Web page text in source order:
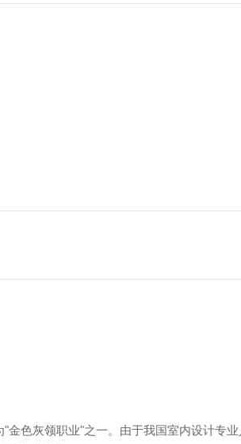
色灰领职业"之一。由于我国室内设计专